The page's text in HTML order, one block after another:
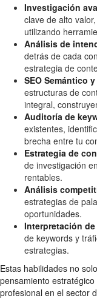
Investigación
clave de alto
utilizando
Análisis de
detrás de cada
estrategia de
SEO Semántico
estructuras de
integral,
Auditoría de
existentes,
brecha entre tu
Estrategia de
de investigación
rentables.
Análisis
estrategias de
oportunidades.
Interpretación de
de keywords y
estrategias.
Estas habilidades no
pensamiento
profesional en el sector